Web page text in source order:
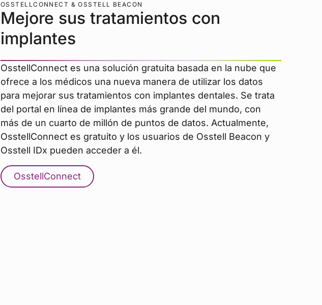
OSSTELLCONNECT & OSSTELL BEACON
Mejore sus tratamientos con
implantes
OsstellConnect es una solución gratuita basada en la nube que
ofrece a los médicos una nueva manera de utilizar los datos
para mejorar sus tratamientos con implantes dentales. Se trata
del portal en línea de implantes más grande del mundo, con
más de un cuarto de millón de puntos de datos. Actualmente,
OsstellConnect es gratuito y los usuarios de Osstell Beacon y
Osstell IDx pueden acceder a él.
OsstellConnect